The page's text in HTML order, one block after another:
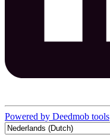
Powered by Deedmob tools